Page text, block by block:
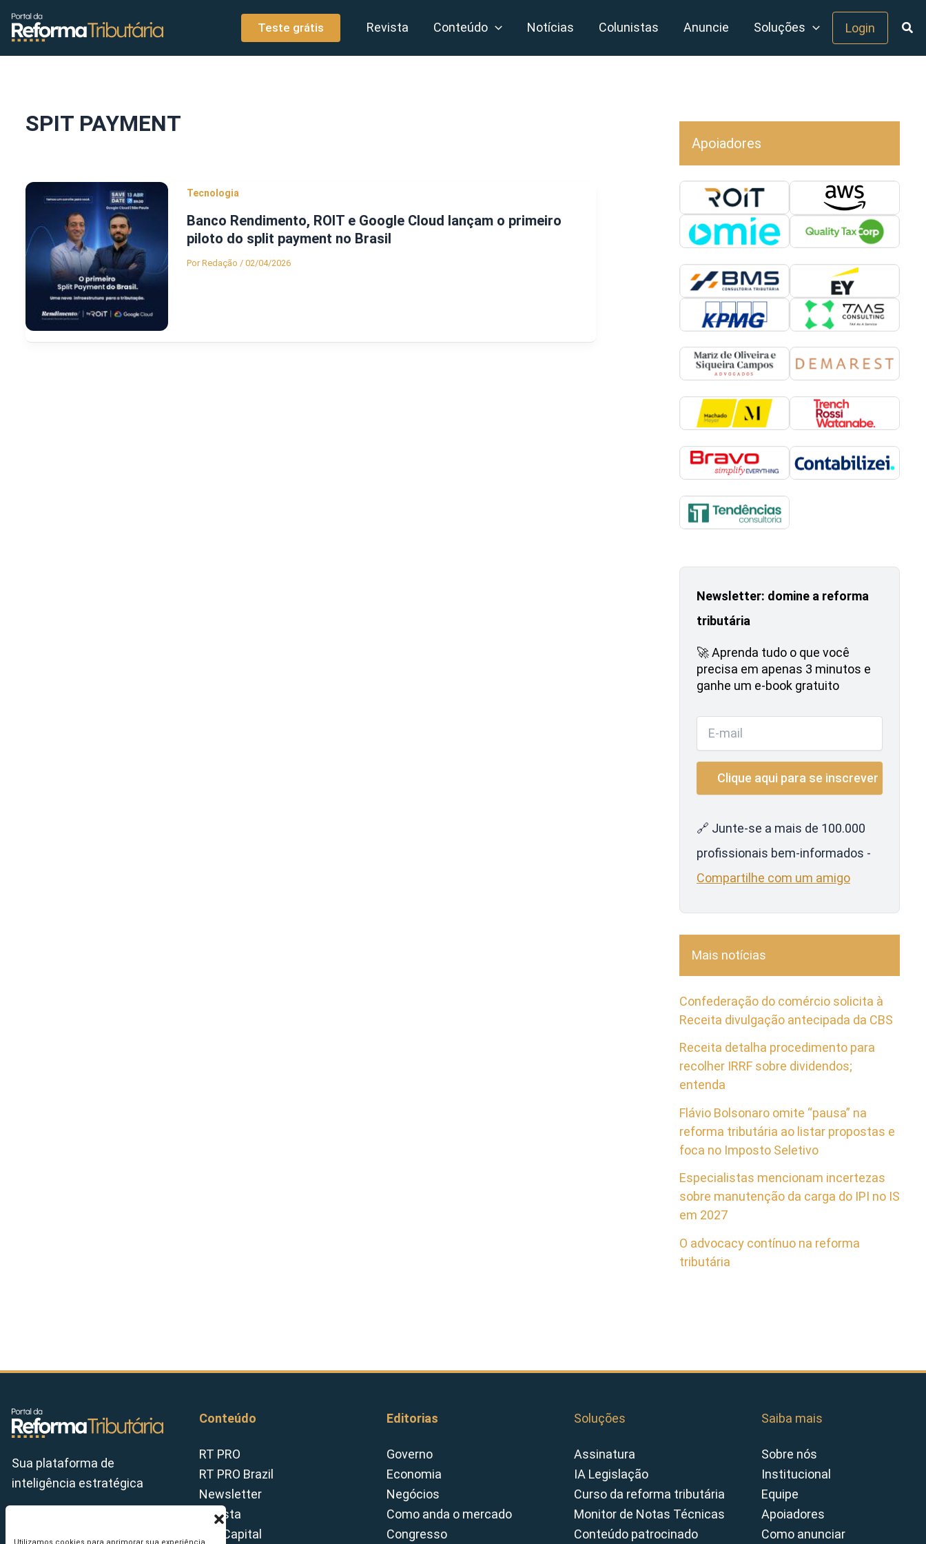
conteúdo
Teste grátis Revista Conteúdo Notícias Colunistas Anuncie Soluções Login
SPIT PAYMENT
Tecnologia
Banco Rendimento, ROIT e Google Cloud lançam o primeiro
piloto do split payment no Brasil
PorRedação / 02/04/2026
Apoiadores
Newsletter: domine a reforma
tributária
🚀 Aprenda tudo o que você
precisa em apenas 3 minutos e
ganhe um e-book gratuito
🔗 Junte-se a mais de 100.000
profissionais bem-informados -
Compartilhe com um amigo
Mais notícias
Confederação do comércio solicita à
Receita divulgação antecipada da CBS
Receita detalha procedimento para
recolher IRRF sobre dividendos;
entenda
Flávio Bolsonaro omite “pausa” na
reforma tributária ao listar propostas e
foca no Imposto Seletivo
Especialistas mencionam incertezas
sobre manutenção da carga do IPI no IS
em 2027
O advocacy contínuo na reforma
tributária
Sua plataforma de
inteligência estratégica
Conteúdo
RT PRO
RT PRO Brazil
Newsletter
Revista
Tax Capital
Editorias
Governo
Economia
Negócios
Como anda o mercado
Congresso
Soluções
Assinatura
IA Legislação
Curso da reforma tributária
Monitor de Notas Técnicas
Conteúdo patrocinado
Saiba mais
Sobre nós
Institucional
Equipe
Apoiadores
Como anunciar